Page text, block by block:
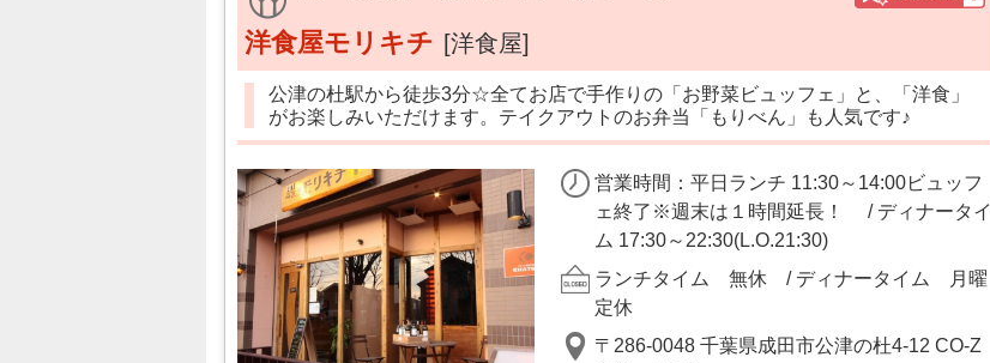
洋食屋モリキチ [洋食屋]
公津の杜駅から徒歩3分☆全てお店で手作りの「お野菜ビュッフェ」と、「洋食」
がお楽しみいただけます。テイクアウトのお弁当「もりべん」も人気です♪
営業時間：平日ランチ 11:30～14:00ビュッフ
ェ終了※週末は１時間延長！ / ディナータイ
ム 17:30～22:30(L.O.21:30)
ランチタイム 無休 / ディナータイム 月曜
定休
〒286-0048 千葉県成田市公津の杜4-12 CO-Z